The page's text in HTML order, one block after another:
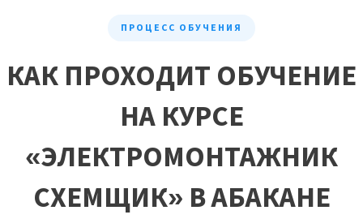
ПРОЦЕСС ОБУЧЕНИЯ
КАК ПРОХОДИТ ОБУЧЕНИЕ
НА КУРСЕ
«ЭЛЕКТРОМОНТАЖНИК
СХЕМЩИК» В АБАКАНЕ